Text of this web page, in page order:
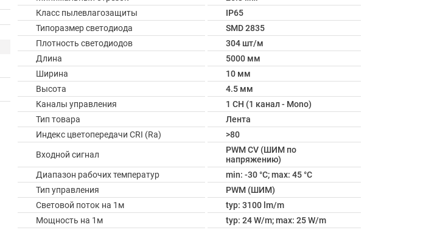
Класс пылевлагозащиты
IP65
Типоразмер светодиода
SMD 2835
Плотность светодиодов
304 шт/м
Длина
5000 мм
Ширина
10 мм
Высота
4.5 мм
Каналы управления
1 CH (1 канал - Mono)
Тип товара
Лента
Индекс цветопередачи CRI (Ra)
>80
Входной сигнал
PWM СV (ШИМ по
напряжению)
Диапазон рабочих температур
min: -30 °C; max: 45 °C
Тип управления
PWM (ШИМ)
Световой поток на 1м
typ: 3100 lm/m
Мощность на 1м
typ: 24 W/m; max: 25 W/m